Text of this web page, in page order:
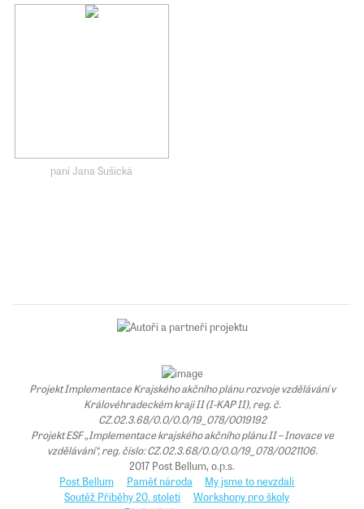
paní Jana Sušická
Projekt Implementace Krajského akčního plánu rozvoje vzdělávání v
Královéhradeckém kraji II (I-KAP II), reg. č.
CZ.02.3.68/0.0/0.0/19_078/0019192
Projekt ESF „Implementace krajského akčního plánu II – Inovace ve
vzdělávání“, reg. číslo: CZ.02.3.68/0.0/0.0/19_078/0021106.
2017 Post Bellum, o.p.s.
Post Bellum
Paměť národa
My jsme to nevzdali
Soutěž Příběhy 20. století
Workshopy pro školy